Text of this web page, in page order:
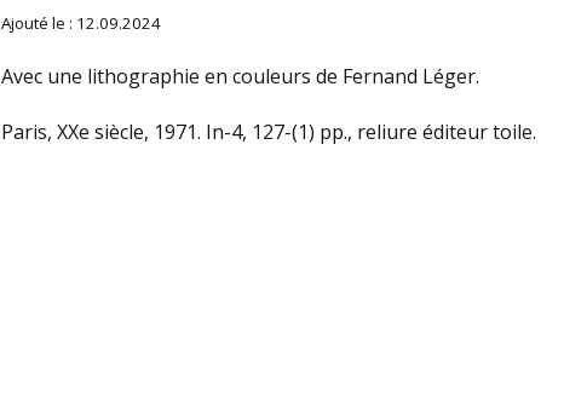
Ajouté le : 12.09.2024
Avec une lithographie en couleurs de Fernand Léger.
Paris, XXe siècle, 1971. In-4, 127-(1) pp., reliure éditeur toile.